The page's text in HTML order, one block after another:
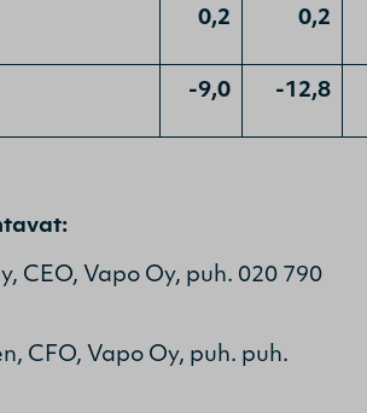
0,2 0,2
-9,0 -12,8
CEO, Vapo Oy, puh. 020 790
CFO, Vapo Oy, puh. puh.